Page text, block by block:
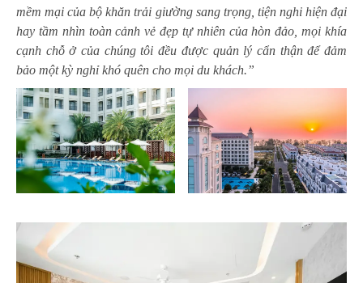
mềm mại của bộ khăn trải giường sang trọng, tiện nghi hiện đại
hay tầm nhìn toàn cảnh vẻ đẹp tự nhiên của hòn đảo, mọi khía
cạnh chỗ ở của chúng tôi đều được quản lý cẩn thận để đảm
bảo một kỳ nghỉ khó quên cho mọi du khách.”